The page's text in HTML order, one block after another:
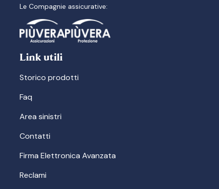
Le Compagnie assicurative:
Link utili
Storico prodotti
Faq
Area sinistri
Contatti
Firma Elettronica Avanzata
Reclami